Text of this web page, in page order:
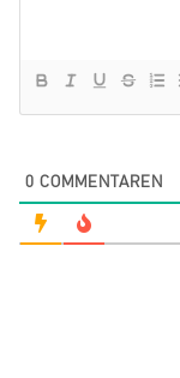
0 COMMENTAREN